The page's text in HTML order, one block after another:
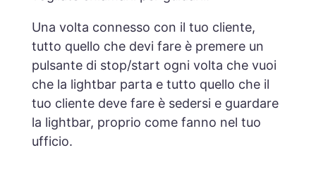
Una volta connesso con il tuo cliente,
tutto quello che devi fare è premere un
pulsante di stop/start ogni volta che vuoi
che la lightbar parta e tutto quello che il
tuo cliente deve fare è sedersi e guardare
la lightbar, proprio come fanno nel tuo
ufficio.